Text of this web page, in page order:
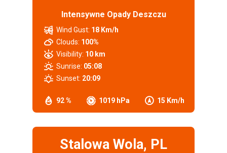
Intensywne Opady Deszczu
92 % 1019 hPa 15 Km/h
Wind Gust: 18 Km/h
Clouds: 100%
Visibility: 10 km
Sunrise: 05:08
Sunset: 20:09
Stalowa Wola, PL